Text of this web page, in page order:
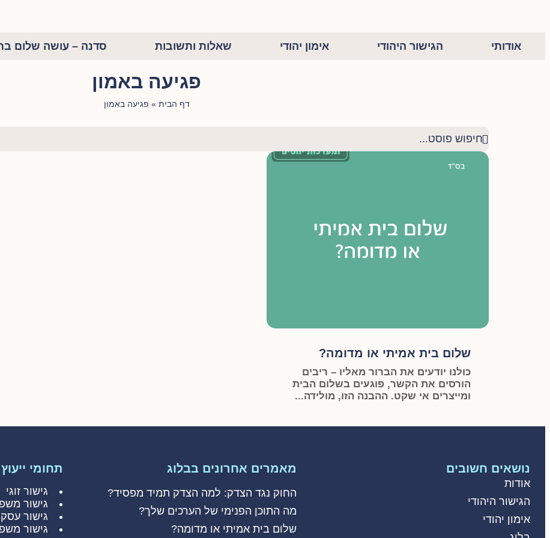
אודותי הגישור היהודי אימון יהודי שאלות ותשובות סדנה – עושה שלום
פגיעה באמון
דף הבית » פגיעה באמון
שלום בית אמיתי או מדומה?
כולנו יודעים את הברור מאליו – ריבים
הורסים את הקשר, פוגעים בשלום הבית
ומייצרים אי שקט. ההבנה הזו, מולידה...
נושאים חשובים
אודות
הגישור היהודי
אימון יהודי
מאמרים אחרונים בבלוג
החוק נגד הצדק: למה הצדק תמיד מפסיד?
מה התוכן הפנימי של הערכים שלך?
שלום בית אמיתי או מדומה?
תחומי ייעוץ
גישור זוגי
גישור
גישור
גישור